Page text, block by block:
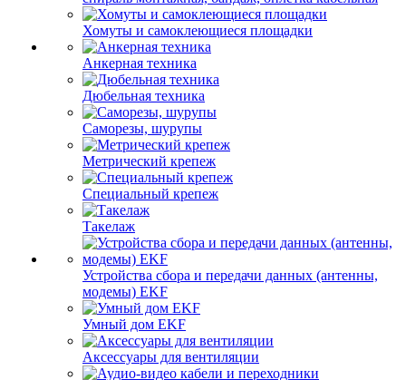
Хомуты и самоклеющиеся площадки
Анкерная техника
Дюбельная техника
Саморезы, шурупы
Метрический крепеж
Специальный крепеж
Такелаж
Устройства сбора и передачи данных (антенны,
модемы) EKF
Умный дом EKF
Аксессуары для вентиляции